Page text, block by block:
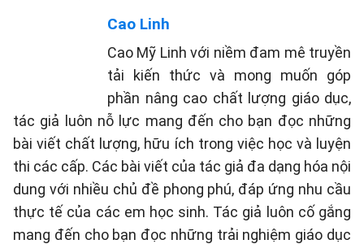
Cao Linh
Cao Mỹ Linh với niềm đam mê truyền
tải kiến thức và mong muốn góp
phần nâng cao chất lượng giáo dục,
tác giả luôn nỗ lực mang đến cho bạn đọc những
bài viết chất lượng, hữu ích trong việc học và luyện
thi các cấp. Các bài viết của tác giả đa dạng hóa nội
dung với nhiều chủ đề phong phú, đáp ứng nhu cầu
thực tế của các em học sinh. Tác giả luôn cố gắng
mang đến cho bạn đọc những trải nghiệm giáo dục